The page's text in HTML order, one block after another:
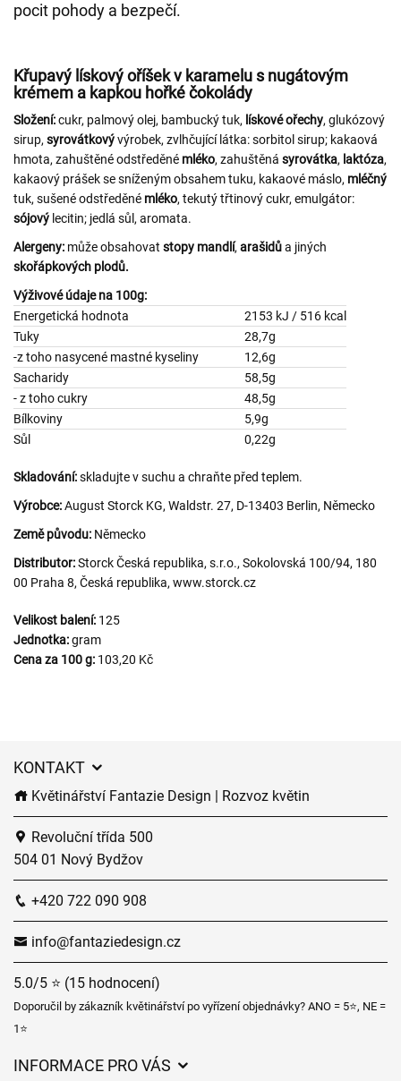
pocit pohody a bezpečí.
Křupavý lískový oříšek v karamelu s nugátovým
krémem a kapkou hořké čokolády
Složení:cukr, palmový olej, bambucký tuk, lískovéořechy, glukózový
sirup, syrovátkovývýrobek, zvlhčující látka: sorbitol sirup; kakaová
hmota, zahuštěné odstředěné mléko, zahuštěná syrovátka, laktóza,
kakaový prášek se sníženým obsahem tuku, kakaové máslo, mléčný
tuk, sušené odstředěné mléko, tekutý třtinový cukr, emulgátor:
sójový lecitin; jedlá sůl, aromata.
Alergeny: může obsahovat stopy mandlí, arašidůa jiných
skořápkových plodů.
Výživové údaje na 100g:
Energetická hodnota
2153 kJ / 516 kcal
Tuky
28,7g
-z toho nasycené mastné kyseliny 12,6g
Sacharidy
58,5g
- z toho cukry
48,5g
Bílkoviny
5,9g
Sůl
0,22g
Skladování:skladujte v suchu a chraňte před teplem.
Výrobce:August Storck KG, Waldstr. 27, D-13403 Berlin, Německo
Země původu: Německo
Distributor:Storck Česká republika, s.r.o., Sokolovská 100/94, 180
00 Praha 8, Česká republika, www.storck.cz
Velikost balení: 125
Jednotka:gram
Cena za 100 g: 103,20 Kč
KONTAKT
Květinářství Fantazie Design | Rozvoz květin
Revoluční třída 500
504 01 Nový Bydžov
+420 722 090 908
info@fantaziedesign.cz
5.0/5 ⭐ (15 hodnocení)
Doporučil by zákazník květinářství po vyřízení objednávky? ANO = 5⭐, NE =
1⭐
INFORMACE PRO VÁS